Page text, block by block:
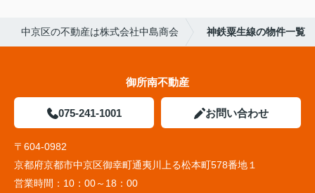
中京区の不動産は株式会社中島商会 神鉄粟生線の物件一覧
御所南不動産
075-241-1001 お問い合わせ
〒604-0982
京都府京都市中京区御幸町通夷川上る松本町578番地１
営業時間： 10：00～18：00